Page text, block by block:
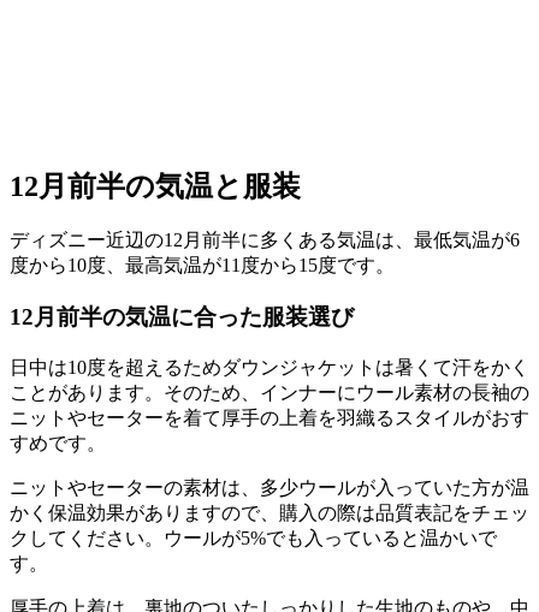
12月前半の気温と服装
ディズニー近辺の12月前半に多くある気温は、最低気温が6
度から10度、最高気温が11度から15度です。
12月前半の気温に合った服装選び
日中は10度を超えるためダウンジャケットは暑くて汗をかく
ことがあります。そのため、インナーにウール素材の長袖の
ニットやセーターを着て厚手の上着を羽織るスタイルがおす
すめです。
ニットやセーターの素材は、多少ウールが入っていた方が温
かく保温効果がありますので、購入の際は品質表記をチェッ
クしてください。ウールが5%でも入っていると温かいで
す。
厚手の上着は、裏地のついたしっかりした生地のものや、中